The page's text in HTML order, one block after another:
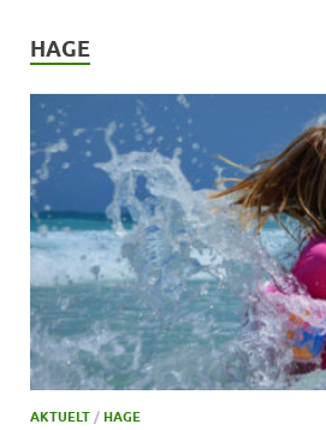
HAGE
AKTUELT / HAGE